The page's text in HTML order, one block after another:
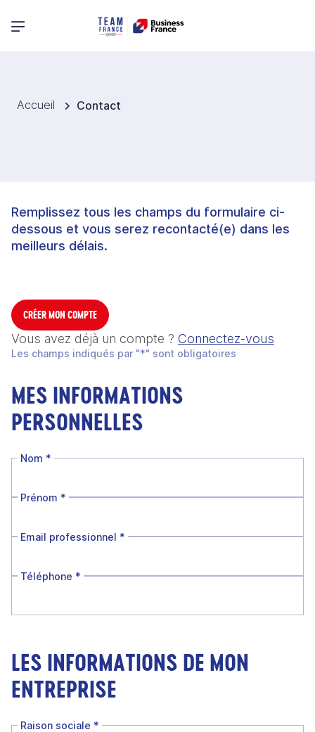
Menu principal
Accueil Contact
Remplissez tous les champs du formulaire ci-
dessous et vous serez recontacté(e) dans les
meilleurs délais.
CRÉER MON COMPTE
Vous avez déjà un compte ? Connectez-vous
Les champs indiqués par "*" sont obligatoires
MES INFORMATIONS
PERSONNELLES
Nom *
Prénom *
Email professionnel *
Téléphone *
LES INFORMATIONS DE MON
ENTREPRISE
Raison sociale *